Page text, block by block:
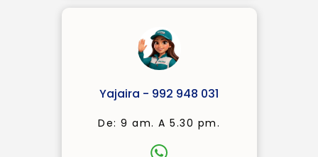
Yajaira - 992 948 031
De: 9 am. A 5.30 pm.